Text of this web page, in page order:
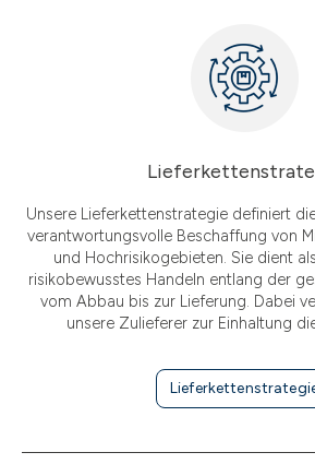
Unsere Lieferkettenstrategie definiert
verantwortungsvolle Beschaffung von
und Hochrisikogebieten. Sie dient
risikobewusstes Handeln entlang der
vom Abbau bis zur Lieferung. Dabei
unsere Zulieferer zur Einhaltung